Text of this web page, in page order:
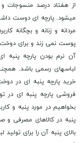
از هفتاد درصد منسوجات و
میشود. پارچه ای دوست
مردانه و زنانه و بچگانه
پوست نمی زند و برای دوخت
آن نرم بودن پارچه پنبه
لباسهای رسمی باشد.
خرید پارچه پنبه ای در
فروشی پارچه پنبه ای در
بخواهیم در مورد پنبه و
پنبه در کالاهای مصرفی و
بالای پنبه آن را برای